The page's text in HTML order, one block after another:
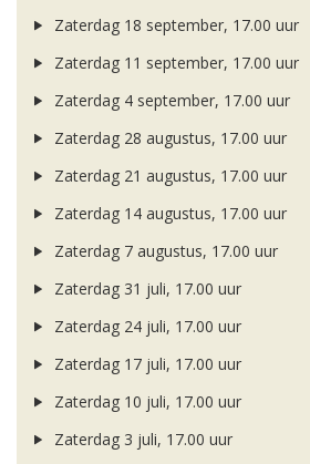
Zaterdag 18 september, 17.00 uur
Zaterdag 11 september, 17.00 uur
Zaterdag 4 september, 17.00 uur
Zaterdag 28 augustus, 17.00 uur
Zaterdag 21 augustus, 17.00 uur
Zaterdag 14 augustus, 17.00 uur
Zaterdag 7 augustus, 17.00 uur
Zaterdag 31 juli, 17.00 uur
Zaterdag 24 juli, 17.00 uur
Zaterdag 17 juli, 17.00 uur
Zaterdag 10 juli, 17.00 uur
Zaterdag 3 juli, 17.00 uur